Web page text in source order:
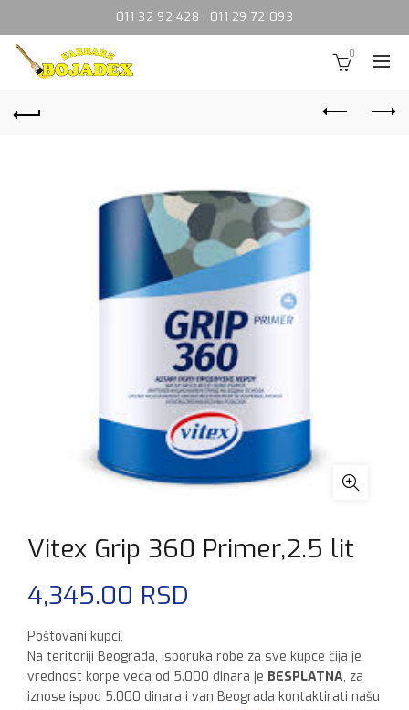
011 32 92 428 , 011 29 72 093
0
Vitex Grip 360 Primer,2.5 lit
4,345.00 RSD
Poštovani kupci,
Na teritoriji Beograda, isporuka robe za sve kupce čija je
vrednost korpe veća od 5.000 dinara je BESPLATNA, za
iznose ispod 5.000 dinara i van Beograda kontaktirati našu